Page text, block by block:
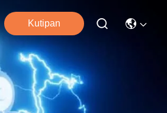
Kutipan